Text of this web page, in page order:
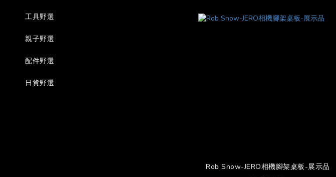
工具野選
親子野選
配件野選
日貨野選
Rob Snow-JERO相機腳架桌板-展示品